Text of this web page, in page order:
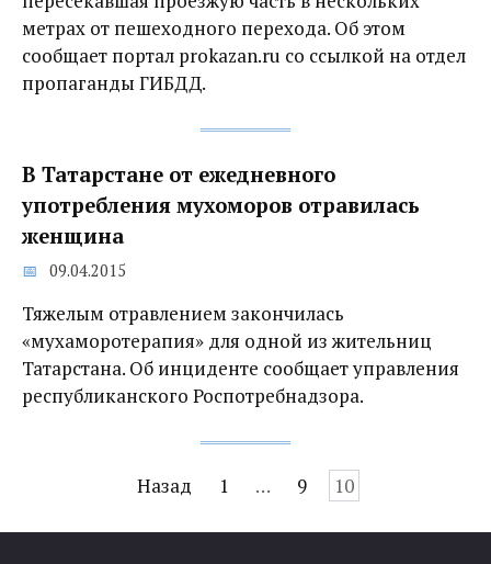
метрах от пешеходного перехода. Об этом
сообщает портал prokazan.ru со ссылкой на отдел
пропаганды ГИБДД.
В Татарстане от ежедневного
употребления мухоморов отравилась
женщина
09.04.2015
Тяжелым отравлением закончилась
«мухаморотерапия» для одной из жительниц
Татарстана. Об инциденте сообщает управления
республиканского Роспотребнадзора.
записям
Назад 1 … 9 10